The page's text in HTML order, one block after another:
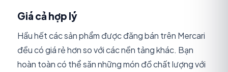
Giá cả hợp lý
Hầu hết các sản phẩm được đăng bán trên Mercari
đều có giá rẻ hơn so với các nền tảng khác. Bạn
hoàn toàn có thể săn những món đồ chất lượng với